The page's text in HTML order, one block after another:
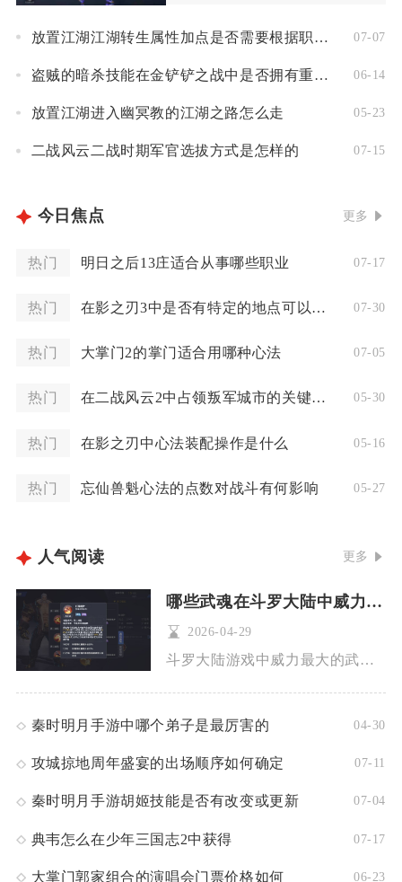
放置江湖江湖转生属性加点是否需要根据职业而变化 07-07
盗贼的暗杀技能在金铲铲之战中是否拥有重要地位 06-14
放置江湖进入幽冥教的江湖之路怎么走 05-23
二战风云二战时期军官选拔方式是怎样的 07-15
今日焦点 更多
热门 明日之后13庄适合从事哪些职业 07-17
热门 在影之刃3中是否有特定的地点可以刷到符文 07-30
热门 大掌门2的掌门适合用哪种心法 07-05
热门 在二战风云2中占领叛军城市的关键点是什么 05-30
热门 在影之刃中心法装配操作是什么 05-16
热门 忘仙兽魁心法的点数对战斗有何影响 05-27
人气阅读 更多
哪些武魂在斗罗大陆中威力最大
2026-04-29
斗罗大陆游戏中威力最大的武魂集中在强攻系T0梯队，分别是昊天...
秦时明月手游中哪个弟子是最厉害的 04-30
攻城掠地周年盛宴的出场顺序如何确定 07-11
秦时明月手游胡姬技能是否有改变或更新 07-04
典韦怎么在少年三国志2中获得 07-17
大掌门郭家组合的演唱会门票价格如何 06-23